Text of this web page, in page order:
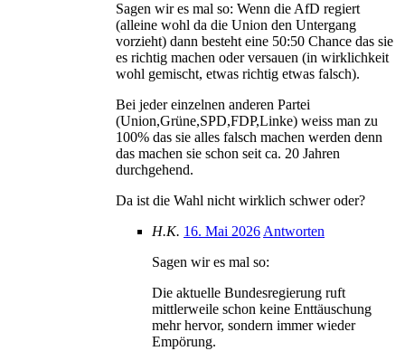
Sagen wir es mal so: Wenn die AfD regiert
(alleine wohl da die Union den Untergang
vorzieht) dann besteht eine 50:50 Chance das sie
es richtig machen oder versauen (in wirklichkeit
wohl gemischt, etwas richtig etwas falsch).
Bei jeder einzelnen anderen Partei
(Union,Grüne,SPD,FDP,Linke) weiss man zu
100% das sie alles falsch machen werden denn
das machen sie schon seit ca. 20 Jahren
durchgehend.
Da ist die Wahl nicht wirklich schwer oder?
H.K. 16. Mai 2026Antworten
Sagen wir es mal so:
Die aktuelle Bundesregierung ruft
mittlerweile schon keine Enttäuschung
mehr hervor, sondern immer wieder
Empörung.